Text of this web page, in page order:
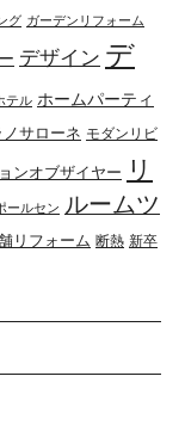
グ ガーデンリフォーム
デザイン デ
テル ホームパーティ
ノサローネ モダンリビ
ンオブザイヤー
リ
ールセン ルームツ
リフォーム 断熱 新卒